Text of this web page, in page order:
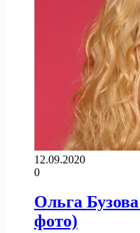
12.09.2020
0
Ольга
фото)